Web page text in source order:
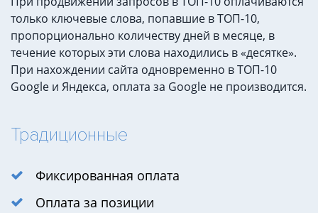
только ключевые слова, попавшие в ТОП-10,
пропорционально количеству дней в месяце, в
течение которых эти слова находились в «десятке».
При нахождении сайта одновременно в ТОП-10
Google и Яндекса, оплата за Google не производится.
Традиционные
Фиксированная оплата
Оплата за позиции